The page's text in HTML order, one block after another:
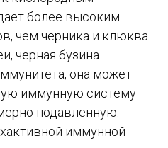
более высоким
чем черника и клюква.
черная бузина
она может
иммунную систему
подавленную.
иммунной